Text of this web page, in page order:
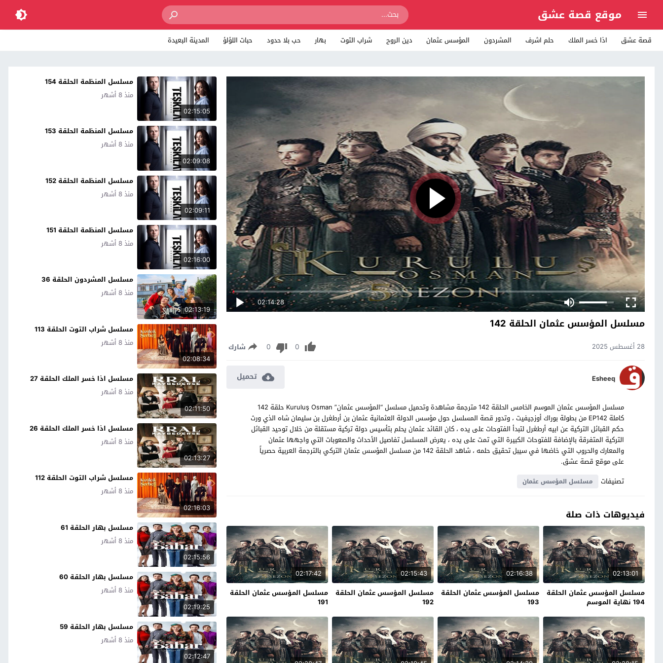
موقع قصة عشق
قصة عشق اذا خسر الملك حلم اشرف المشردون المؤسس عثمان دين الروح شراب التوت بهار حب بلا حدود حبات اللؤلؤ المدينة البعيدة
02:14:28
مسلسل المؤسس عثمان الحلقة 142
28 أغسطس 2025 0
0 شارك
Esheeq تحميل
مسلسل المؤسس عثمان الموسم الخامس الحلقة 142 مترجمة مشاهدة وتحميل مسلسل “المؤسس عثمان” Kuruluş Osman حلقة 142
كاملة EP142 من بطولة بوراك أوزجيفيت ، وتدور قصة المسلسل حول مؤسس الدولة العثمانية عثمان بن أرطغرل بن سليمان شاه الذي ورث
حكم القبائل التركية عن ابيه أرطغرل لتبدأ الفتوحات على يده ، كان القائد عثمان يحلم بتأسيس دولة تركية مستقلة من خلال توحيد القبائل
التركية المتفرقة بالإضافة للفتوحات الكبيرة التي تمت على يده ، يعرض المسلسل تفاصيل الأحداث والصعوبات التي واجهها عثمان
والمعارك والحروب التي خاضها في سيبل تحقيق حلمه ، شاهد الحلقة 142 من مسلسل المؤسس عثمان التركي بالترجمة العربية حصرياً
على موقع قصة عشق.
تصنيفات
مسلسل المؤسس عثمان
فيديوهات ذات صلة
02:13:01
مسلسل المؤسس عثمان الحلقة
194 نهاية الموسم
02:16:38
مسلسل المؤسس عثمان الحلقة
193
02:15:43
مسلسل المؤسس عثمان الحلقة
192
02:17:42
مسلسل المؤسس عثمان الحلقة
191
02:15:05
مسلسل المنظمة الحلقة 154
منذ 8 أشهر
02:09:08
مسلسل المنظمة الحلقة 153
منذ 8 أشهر
02:09:11
مسلسل المنظمة الحلقة 152
منذ 8 أشهر
02:16:00
مسلسل المنظمة الحلقة 151
منذ 8 أشهر
02:13:19
مسلسل المشردون الحلقة 36
منذ 8 أشهر
02:08:34
مسلسل شراب التوت الحلقة 113
منذ 8 أشهر
02:11:50
مسلسل اذا خسر الملك الحلقة 27
منذ 8 أشهر
02:13:27
مسلسل اذا خسر الملك الحلقة 26
منذ 8 أشهر
02:16:03
مسلسل شراب التوت الحلقة 112
منذ 8 أشهر
02:15:56
مسلسل بهار الحلقة 61
منذ 8 أشهر
02:19:25
مسلسل بهار الحلقة 60
منذ 8 أشهر
02:12:47
مسلسل بهار الحلقة 59
منذ 8 أشهر